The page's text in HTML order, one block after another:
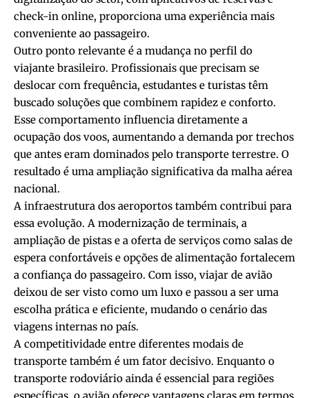
check-in online, proporciona uma experiência mais
conveniente ao passageiro.
Outro ponto relevante é a mudança no perfil do
viajante brasileiro. Profissionais que precisam se
deslocar com frequência, estudantes e turistas têm
buscado soluções que combinem rapidez e conforto.
Esse comportamento influencia diretamente a
ocupação dos voos, aumentando a demanda por trechos
que antes eram dominados pelo transporte terrestre. O
resultado é uma ampliação significativa da malha aérea
nacional.
A infraestrutura dos aeroportos também contribui para
essa evolução. A modernização de terminais, a
ampliação de pistas e a oferta de serviços como salas de
espera confortáveis e opções de alimentação fortalecem
a confiança do passageiro. Com isso, viajar de avião
deixou de ser visto como um luxo e passou a ser uma
escolha prática e eficiente, mudando o cenário das
viagens internas no país.
A competitividade entre diferentes modais de
transporte também é um fator decisivo. Enquanto o
transporte rodoviário ainda é essencial para regiões
específicas, o avião oferece vantagens claras em termos